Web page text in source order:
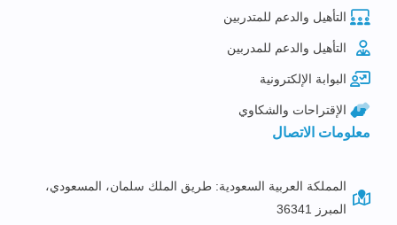
التأهيل والدعم للمتدربين
التأهيل والدعم للمدربين
البوابة الإلكترونية
الإقتراحات والشكاوي
معلومات الاتصال
المملكة العربية السعودية: طريق الملك سلمان، المسعودي،
المبرز 36341